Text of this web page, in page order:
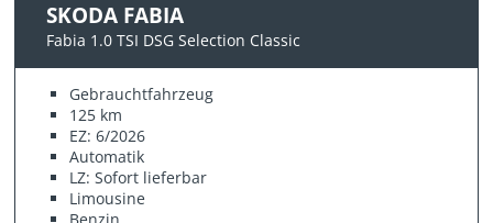
SKODA FABIA
Fabia 1.0 TSI DSG Selection Classic
Gebrauchtfahrzeug
125 km
EZ: 6/2026
Automatik
LZ: Sofort lieferbar
Limousine